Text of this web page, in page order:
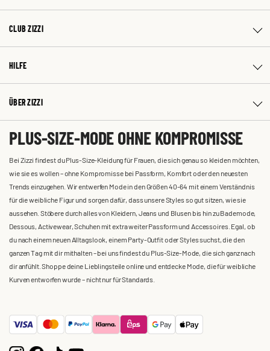
CLUB ZIZZI
HILFE
ÜBER ZIZZI
PLUS-SIZE-MODE OHNE KOMPROMISSE
Bei Zizzi findest du Plus-Size-Kleidung für Frauen, die sich genau so kleiden möchten,
wie sie es wollen – ohne Kompromisse bei Passform, Komfort oder den neuesten
Trends einzugehen. Wir entwerfen Mode in den Größen 40-64 mit einem Verständnis
für die weibliche Figur und sorgen dafür, dass unsere Styles so gut sitzen, wie sie
aussehen. Stöbere durch alles von Kleidern, Jeans und Blusen bis hin zu Bademode,
Dessous, Activewear, Schuhen mit extra weiter Passform und Accessoires. Egal, ob
du nach einem neuen Alltagslook, einem Party-Outfit oder Styles suchst, die den
ganzen Tag mit dir mithalten – bei uns findest du Plus-Size-Mode, die sich ganz nach
dir anfühlt. Shoppe deine Lieblingsteile online und entdecke Mode, die für weibliche
Kurven entworfen wurde – nicht nur für Standards.